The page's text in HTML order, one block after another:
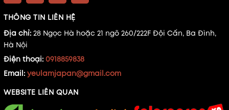
THÔNG TIN LIÊN HỆ
Địa chỉ: 28 Ngọc Hà hoặc 21 ngõ 260/222F Đội Cấn, Ba Đình,
Hà Nội
Điện thoại: 0918859838
Email: yeulamjapan@gmail.com
WEBSITE LIÊN QUAN